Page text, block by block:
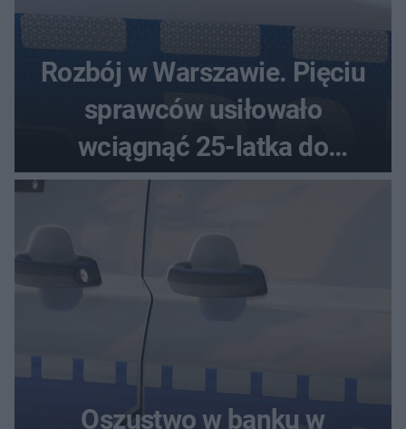
Rozbój w Warszawie. Pięciu
sprawców usiłowało
wciągnąć 25-latka do
samochodu
Oszustwo w banku w